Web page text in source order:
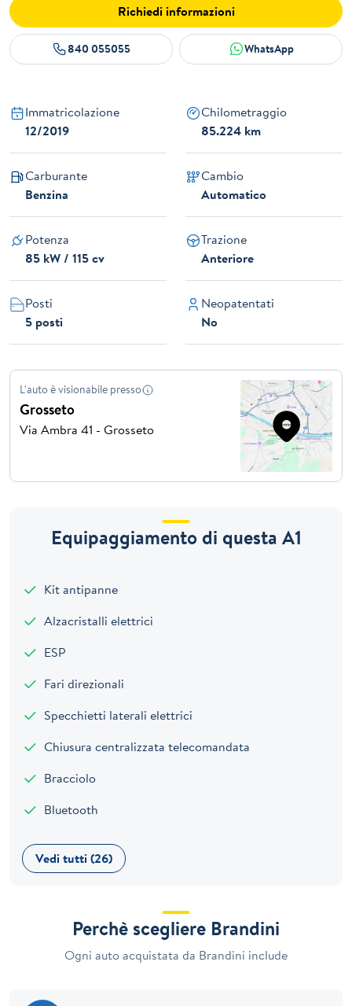
Richiedi informazioni
840 055055 WhatsApp
Immatricolazione
12/2019
Chilometraggio
85.224 km
Carburante
Benzina
Cambio
Automatico
Potenza
85 kW / 115 cv
Trazione
Anteriore
Posti
5 posti
Neopatentati
No
L'auto è visionabile presso
Grosseto
Via Ambra 41 - Grosseto
Equipaggiamento di questa A1
Kit antipanne
Alzacristalli elettrici
ESP
Fari direzionali
Specchietti laterali elettrici
Chiusura centralizzata telecomandata
Bracciolo
Bluetooth
Vedi tutti (26)
Perchè scegliere Brandini
Ogni auto acquistata da Brandini include